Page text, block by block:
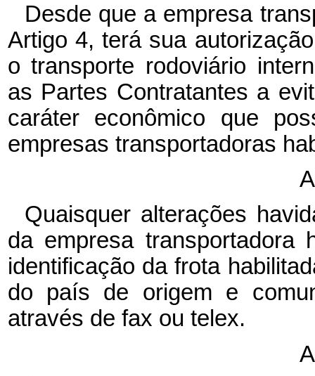
Desde que a empresa
Artigo 4, terá sua
o transporte rodoviário
as Partes Contratantes a
caráter econômico que
empresas transportadoras
Quaisquer alterações
da empresa transportadora
identificação da frota
do país de origem e
através de fax ou telex.